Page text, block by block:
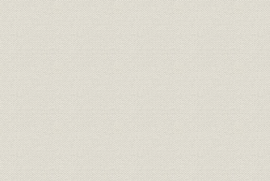
組織;規則 盟約書 明治九年
規則;役員 大元方規程 明治九年
財務・業績
大元方 明治九年春季・秋季惣勘
定
明治九年
定、明治
惣勘定
経営
三井物産会社創立願書(会社創立
御願)
明治九年
経営;規則
三井物産会社創立ニ付同族ト物
産会社々主トノ約定書
明治九年
規則 三井物産会社規則 明治九年